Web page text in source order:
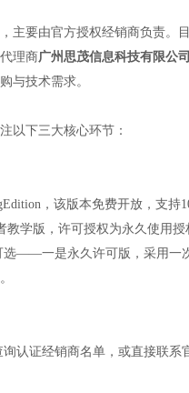
主要由官方授权经销商负责。
理商广州思茂信息科技有限公
与技术需求。
以下三大核心环节：
，该版本免费开放，支持
教学版，许可授权为永久使用授
选——一是永久许可版，采用一
认证经销商名单，或直接联系